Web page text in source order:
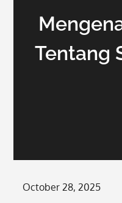
Tentang
Posted
October 28, 2025